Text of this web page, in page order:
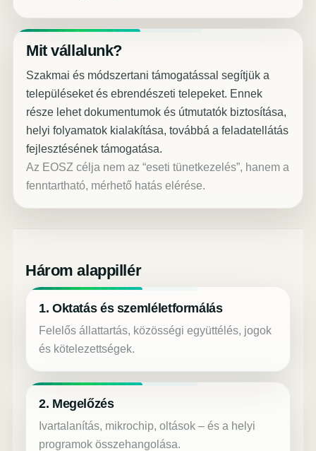
Mit vállalunk?
Szakmai és módszertani támogatással segítjük a
településeket és ebrendészeti telepeket. Ennek
része lehet dokumentumok és útmutatók biztosítása,
helyi folyamatok kialakítása, továbbá a feladatellátás
fejlesztésének támogatása.
Az EOSZ célja nem az “eseti tünetkezelés”, hanem a
fenntartható, mérhető hatás elérése.
Három alappillér
1. Oktatás és szemléletformálás
Felelős állattartás, közösségi együttélés, jogok
és kötelezettségek.
2. Megelőzés
Ivartalanítás, mikrochip, oltások – és a helyi
programok összehangolása.